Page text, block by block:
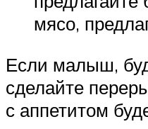
мясо,
Если малыш,
сделайте
с аппетитом